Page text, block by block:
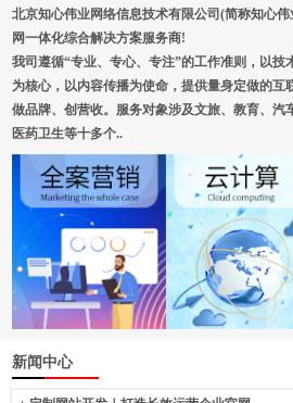
北京知心伟业网络信息技术有限公司(简称知心
网一体化综合解决方案服务商!
我司遵循“专业、专心、专注”的工作准则，以技
为核心，以内容传播为使命，提供量身定做的互
做品牌、创营收。服务对象涉及文旅、教育、汽
医药卫生等十多个..
新闻中心